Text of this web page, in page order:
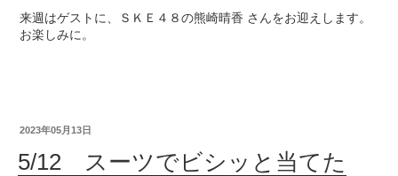
来週はゲストに、ＳＫＥ４８の熊崎晴香 さんをお迎えします。
お楽しみに。
2023年05月13日
5/12 スーツでビシッと当てた